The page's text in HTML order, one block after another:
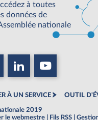
à toutes
données de
nationale
À UN SERVICE OUTIL
2019
le webmestre Fils RSS